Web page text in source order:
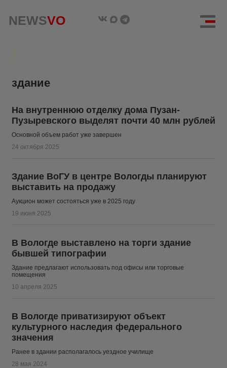
NEWSVO
NEWSVO
здание
На внутреннюю отделку дома Пузан-
Пузыревского выделят почти 40 млн рублей
Основной объем работ уже завершен
24 октября 2025
Здание ВоГУ в центре Вологды планируют
выставить на продажу
Аукцион может состояться уже в 2025 году
19 июня 2025
В Вологде выставлено на торги здание
бывшей типографии
Здание предлагают использовать под офисы или торговые
помещения
10 апреля 2025
В Вологде приватизируют объект
культурного наследия федерального
значения
Ранее в здании располагалось уездное училище
28 мая 2024